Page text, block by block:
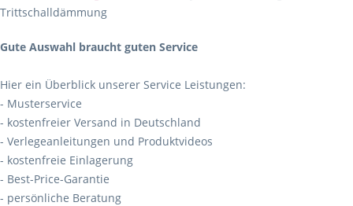
Trittschalldämmung
Gute Auswahl braucht guten Service
Hier ein Überblick unserer Service Leistungen:
- Musterservice
- kostenfreier Versand in Deutschland
- Verlegeanleitungen und Produktvideos
- kostenfreie Einlagerung
- Best-Price-Garantie
- persönliche Beratung